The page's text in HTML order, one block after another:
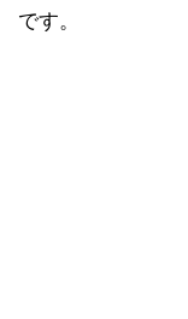
です。